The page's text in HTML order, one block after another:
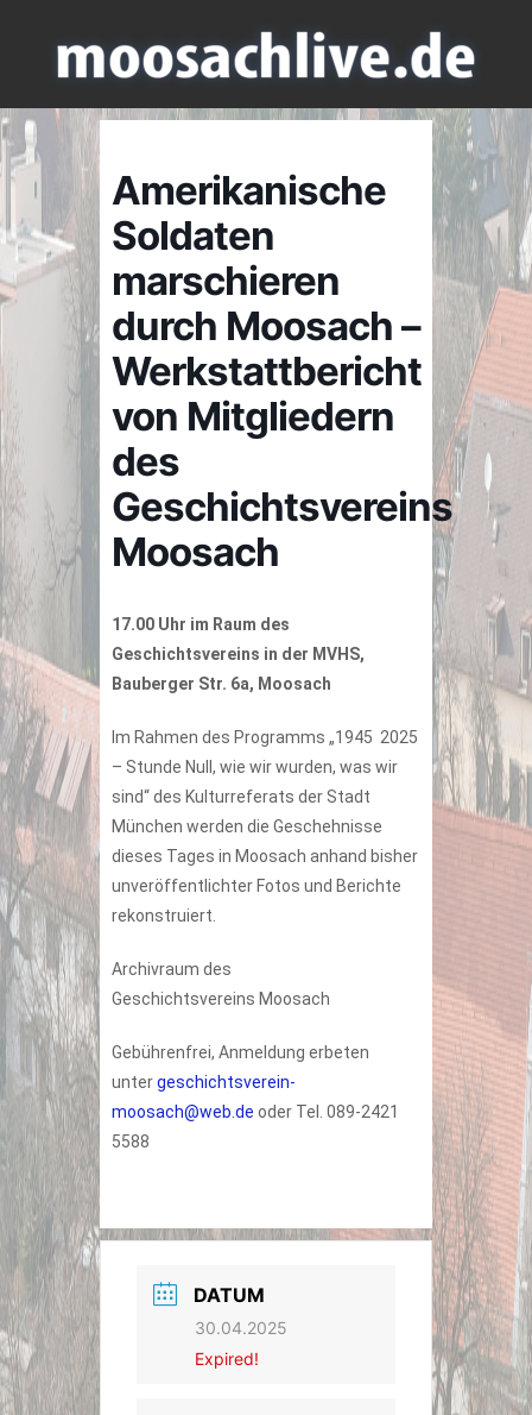
Amerikanische
Soldaten
marschieren
durch Moosach –
Werkstattbericht
von Mitgliedern
des
Geschichtsvereins
Moosach
17.00 Uhr im Raum des
Geschichtsvereins in der MVHS,
Bauberger Str. 6a, Moosach
Im Rahmen des Programms „1945 2025
– Stunde Null, wie wir wurden, was wir
sind“ des Kulturreferats der Stadt
München werden die Geschehnisse
dieses Tages in Moosach anhand bisher
unveröffentlichter Fotos und Berichte
rekonstruiert.
Archivraum des
Geschichtsvereins Moosach
Gebührenfrei, Anmeldung erbeten
untergeschichtsverein-
moosach@web.de oder Tel. 089-2421
5588
DATUM
30.04.2025
Expired!